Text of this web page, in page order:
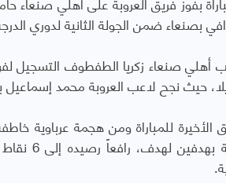
بصنعاء ضمن الجولة الثانية لدوري
أهلي صنعاء زكريا الطفطوف التسجيل
حيث نجح لاعب العروبة محمد إسماعيل
الأخيرة للمباراة ومن هجمة عرباوية
بفوز